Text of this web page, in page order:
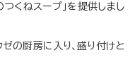
つくねスープ」を提供しまし
の厨房に入り、盛り付けと